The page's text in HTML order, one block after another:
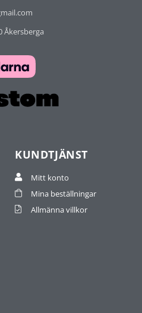
Åkersberga
KUNDTJÄNST
Mitt konto
Mina beställningar
Allmänna villkor